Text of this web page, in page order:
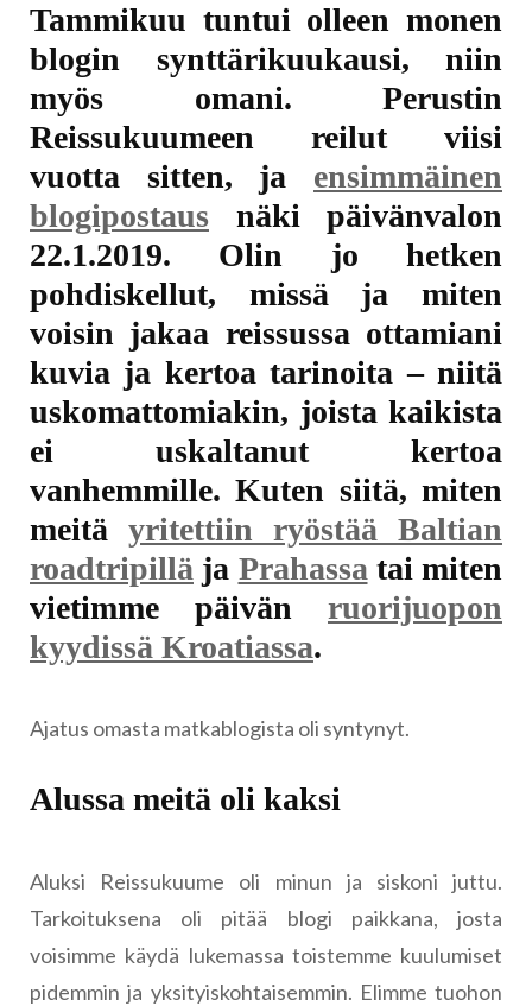
Tammikuu tuntui olleen monen
blogin synttärikuukausi, niin
myös omani. Perustin
Reissukuumeen reilut viisi
vuotta sitten, ja ensimmäinen
blogipostaus näki päivänvalon
22.1.2019. Olin jo hetken
pohdiskellut, missä ja miten
voisin jakaa reissussa ottamiani
kuvia ja kertoa tarinoita – niitä
uskomattomiakin, joista kaikista
ei uskaltanut kertoa
vanhemmille. Kuten siitä, miten
meitä yritettiin ryöstää Baltian
roadtripillä ja Prahassatai miten
vietimme päivän ruorijuopon
kyydissä Kroatiassa.
Ajatus omasta matkablogista oli syntynyt.
Alussa meitä oli kaksi
Aluksi Reissukuume oli minun ja siskoni juttu.
Tarkoituksena oli pitää blogi paikkana, josta
voisimme käydä lukemassa toistemme kuulumiset
pidemmin ja yksityiskohtaisemmin. Elimme tuohon